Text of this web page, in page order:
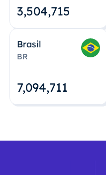
3,504,715
Brasil
BR
7,094,712